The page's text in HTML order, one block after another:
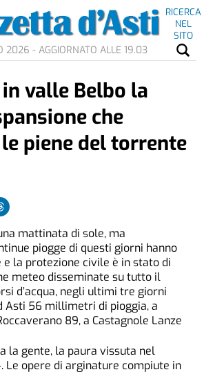
RICERCA
NEL
SITO
2026 - AGGIORNATO ALLE 19.03
valle Belbo la
che
piene del torrente
mattinata di sole, ma
piogge di questi giorni hanno
la protezione civile è in stato di
meteo disseminate su tutto il
d’acqua, negli ultimi tre giorni
Asti 56 millimetri di pioggia, a
89, a Castagnole Lanze
la gente, la paura vissuta nel
Le opere di arginature compiute in